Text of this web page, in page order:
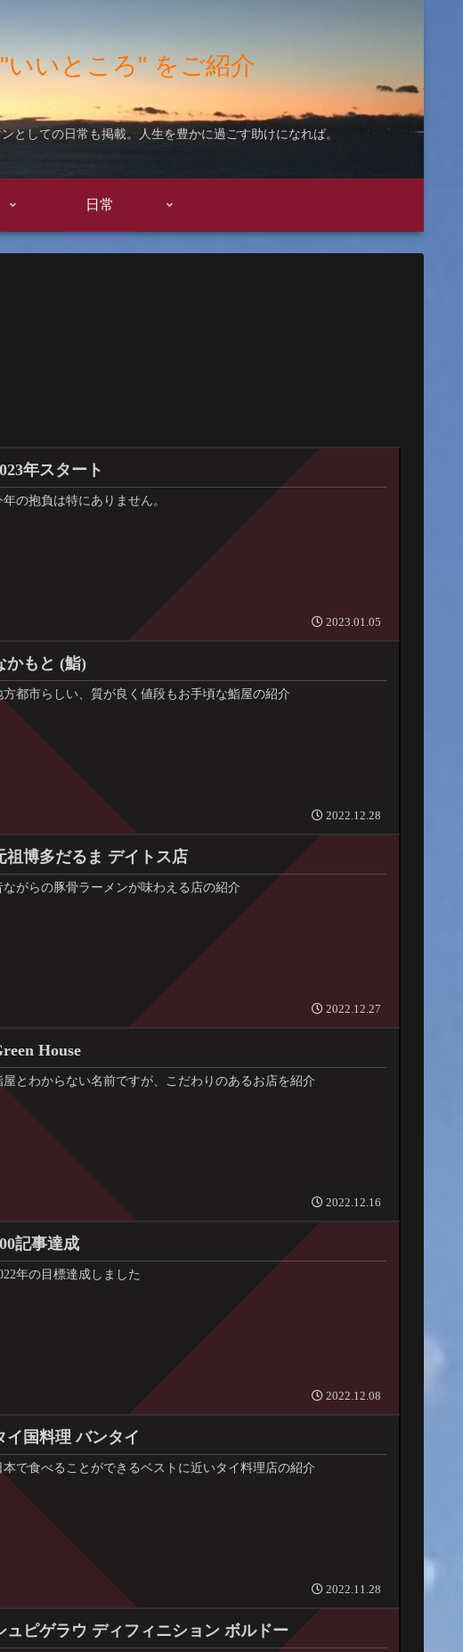
いところ" をご紹介
しての日常も掲載。人生を豊かに過ごす助けになれば。
日常
年スタート
年の抱負は特にありません。
2023.01.05
かもと (鮨)
方都市らしい、質が良く値段もお手頃な鮨屋の紹介
2022.12.28
祖博多だるま デイトス店
ながらの豚骨ラーメンが味わえる店の紹介
2022.12.27
House
屋とわからない名前ですが、こだわりのあるお店を紹介
2022.12.16
記事達成
年の目標達成しました
2022.12.08
イ国料理 バンタイ
本で食べることができるベストに近いタイ料理店の紹介
2022.11.28
ュピゲラウ ディフィニション ボルドー